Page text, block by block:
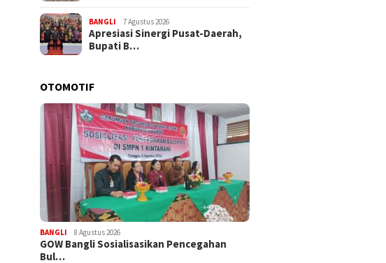
BANGLI 7 Agustus 2026
Apresiasi Sinergi Pusat-Daerah,
Bupati B…
OTOMOTIF
BANGLI 8 Agustus 2026
GOW Bangli Sosialisasikan Pencegahan
Bul…